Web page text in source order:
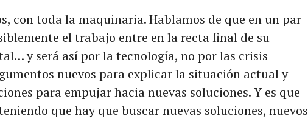
con toda la maquinaria. Hablamos de que en un par
el trabajo entre en la recta final de su
y será así por la tecnología, no por las crisis
nuevos para explicar la situación actual y
para empujar hacia nuevas soluciones. Y es que
que hay que buscar nuevas soluciones, nuevos